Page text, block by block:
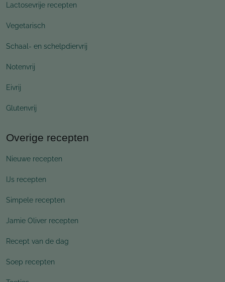
Lactosevrije recepten
Vegetarisch
Schaal- en schelpdiervrij
Notenvrij
Eivrij
Glutenvrij
Overige recepten
Nieuwe recepten
IJs recepten
Simpele recepten
Jamie Oliver recepten
Recept van de dag
Soep recepten